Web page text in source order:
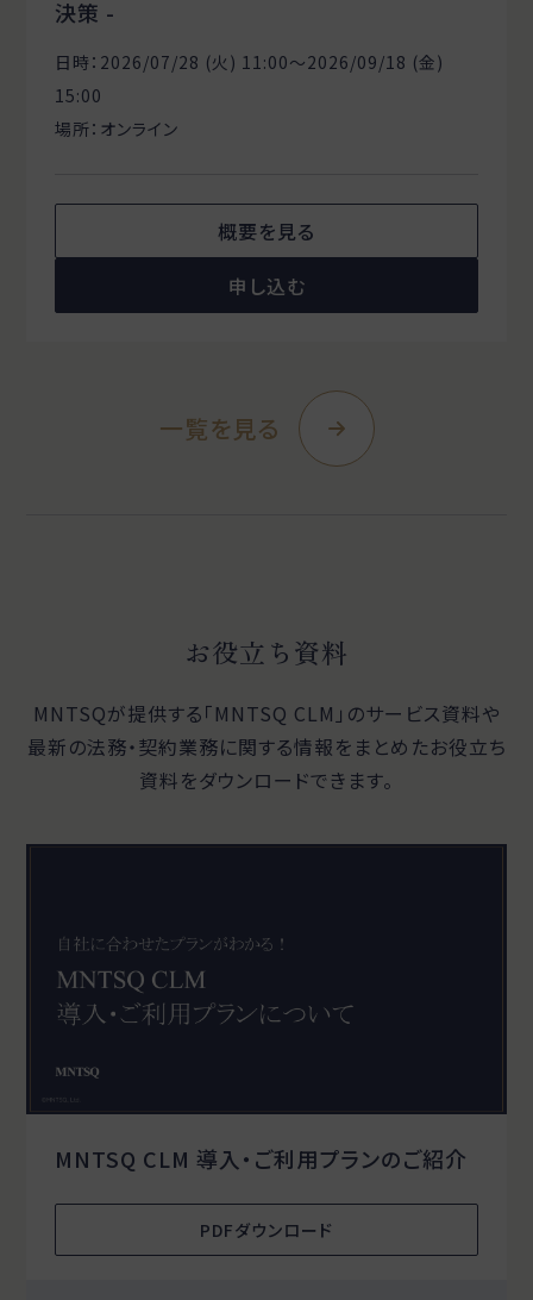
決策 -
日時：2026/07/28 (火) 11:00〜2026/09/18 (金)
15:00
場所：オンライン
概要を見る
申し込む
一覧を見る
お役立ち資料
MNTSQが提供する「MNTSQ CLM」のサービス資料や
最新の法務・契約業務に関する情報をまとめたお役立ち
資料をダウンロードできます。
MNTSQ CLM 導入・ご利用プランのご紹介
PDFダウンロード